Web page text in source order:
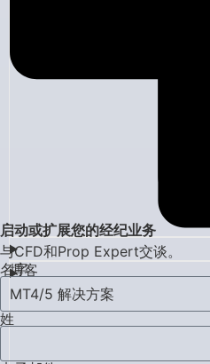
博客
MT4/5 解决方案
启动或扩展您的经纪业务
与CFD和Prop Expert交谈。
名字
姓